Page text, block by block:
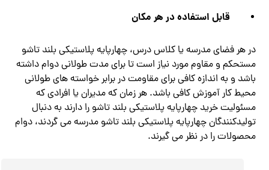
قابل استفاده در هر مکان
در هر فضای مدرسه یا کلاس درس، چهارپایه پلاستیکی بلند تاشو
مستحکم و مقاوم مورد نیاز است تا برای مدت طولانی دوام داشته
باشد و به اندازه کافی برای مقاومت در برابر خواسته های طولانی
محیط کار آموزش کافی باشد. هر زمان که مدیران یا افرادی که
مسئولیت خرید چهارپایه پلاستیکی بلند تاشو را دارند به دنبال
تولیدکنندگان چهارپایه پلاستیکی بلند تاشو مدرسه می گردند، دوام
محصولات را در نظر می گیرند.